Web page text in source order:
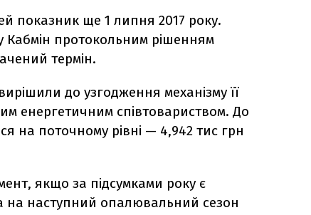
показник ще 1 липня 2017 року.
Кабмін протокольним рішенням
термін.
до узгодження механізму її
енергетичним співтовариством. До
на поточному рівні — 4,942 тис грн
якщо за підсумками року є
на наступний опалювальний сезон